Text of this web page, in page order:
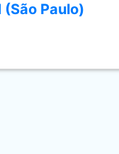
(São Paulo)